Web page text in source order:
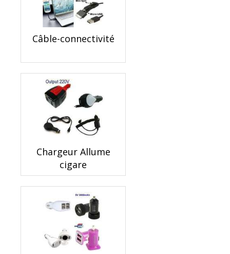
Câble-connectivité
Chargeur Allume
cigare